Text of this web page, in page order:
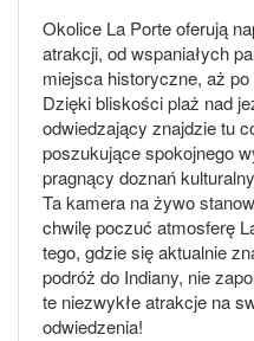
Okolice La Porte oferują
atrakcji, od wspaniałych
miejsca historyczne, aż
Dzięki bliskości plaż nad
odwiedzający znajdzie tu
poszukujące spokojnego
pragnący doznań
Ta kamera na żywo
chwilę poczuć atmosferę
tego, gdzie się aktualnie
podróż do Indiany, nie
te niezwykłe atrakcje na
odwiedzenia!